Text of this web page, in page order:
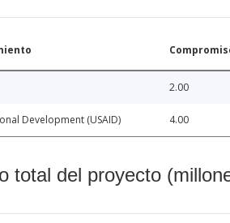
2.00
Development (USAID) 4.00
total del proyecto